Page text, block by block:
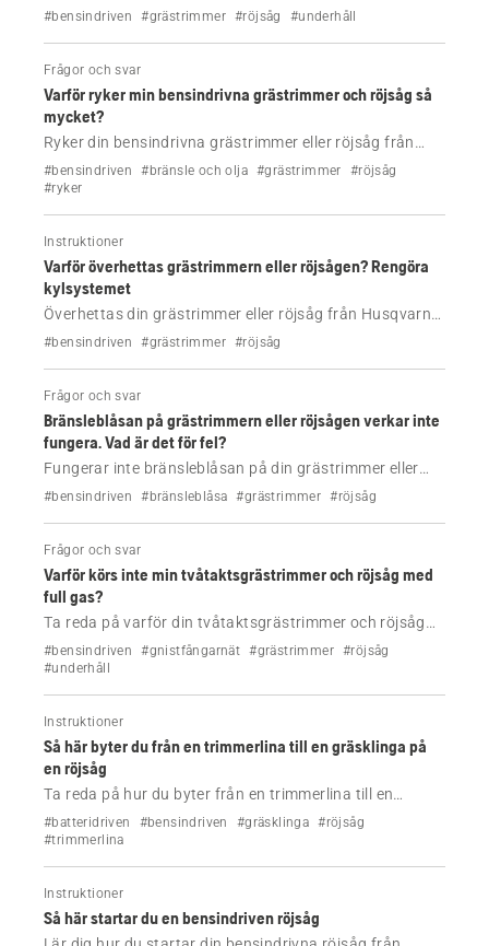
sitter och hur du rengör den. Se till att din grästrimmer
#bensindriven #grästrimmer #röjsåg #underhåll
Frågor och svar
Varför ryker min bensindrivna grästrimmer och röjsåg så
mycket?
Ryker din bensindrivna grästrimmer eller röjsåg från
Husqvarna? Hitta de vanligaste orsakerna, inklusive
felaktig bränsleblandning, smutsigt luftfilter och
#bensindriven #bränsle och olja #grästrimmer
#röjsåg
#ryker
Instruktioner
Varför överhettas grästrimmern eller röjsågen? Rengöra
kylsystemet
Överhettas din grästrimmer eller röjsåg från Husqvarna
eller förlorar den effekt? Lär dig hur du rengör
#bensindriven #grästrimmer #röjsåg
Frågor och svar
Bränsleblåsan på grästrimmern eller röjsågen verkar inte
fungera. Vad är det för fel?
Fungerar inte bränsleblåsan på din grästrimmer eller
röjsåg från Husqvarna? Lär dig de vanligaste orsakerna,
åtgärdar dem.
#bensindriven #bränsleblåsa #grästrimmer #röjsåg
Frågor och svar
Varför körs inte min tvåtaktsgrästrimmer och röjsåg med
full gas?
Ta reda på varför din tvåtaktsgrästrimmer och röjsåg
inte körs med full gas och är tystare än normalt.
#bensindriven #gnistfångarnät #grästrimmer #röjsåg
#underhåll
Instruktioner
Så här byter du från en trimmerlina till en gräsklinga på
en röjsåg
Ta reda på hur du byter från en trimmerlina till en
gräsklinga på Husqvarna-röjsågen.
#batteridriven #bensindriven #gräsklinga #röjsåg
#trimmerlina
Instruktioner
Så här startar du en bensindriven röjsåg